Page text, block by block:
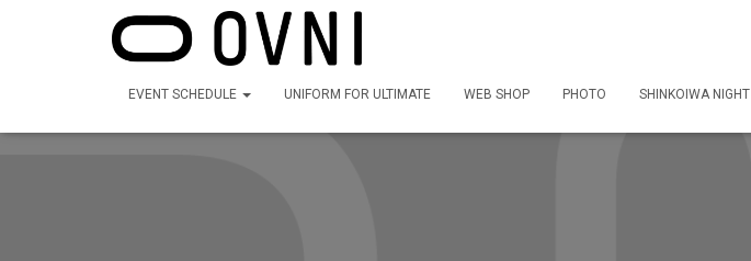
EVENT SCHEDULE UNIFORM FOR ULTIMATE WEB SHOP PHOTO SHINKOIWA NIGHT